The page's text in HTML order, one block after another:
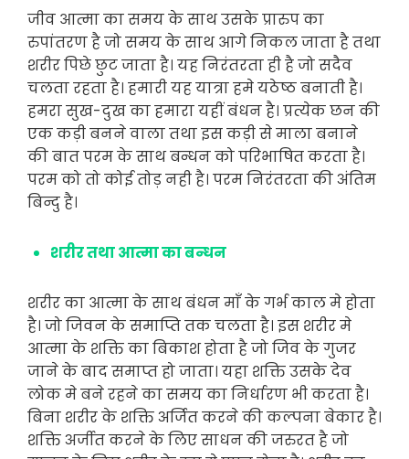
जीव आत्मा का समय के साथ उसके प्रारुप का
रुपांतरण है जो समय के साथ आगे निकल जाता है तथा
शरीर पिछे छुट जाता है। यह निरंतरता ही है जो सदैव
चलता रहता है। हमारी यह यात्रा हमे यठेष्ठ बनाती है।
हमरा सुख-दुख का हमारा यहीं बंधन है। प्रत्येक छन की
एक कड़ी बनने वाला तथा इस कड़ी से माला बनाने
की बात परम के साथ बन्धन को परिभाषित करता है।
परम को तो कोई तोड़ नही है। परम निरंतरता की अंतिम
बिन्दु है।
शरीर तथा आत्मा का बन्धन
शरीर का आत्मा के साथ बंधन माँ के गर्भ काल मे होता
है। जो जिवन के समाप्ति तक चलता है। इस शरीर मे
आत्मा के शक्ति का बिकाश होता है जो जिव के गुजर
जाने के बाद समाप्त हो जाता। यहा शक्ति उसके देव
लोक मे बने रहने का समय का निर्धारण भी करता है।
बिना शरीर के शक्ति अर्जित करने की कल्पना बेकार है।
शक्ति अर्जीत करने के लिए साधन की जरुरत है जो